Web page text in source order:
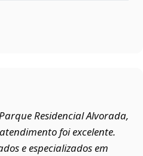
Residencial Alvorada,
foi excelente.
e especializados em